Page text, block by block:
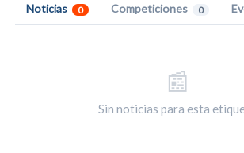
Noticias 0 Competiciones 0
📰
Sin noticias para esta